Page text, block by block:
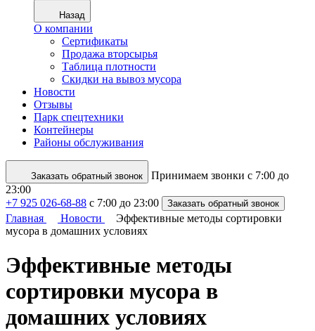
Назад
О компании
Сертификаты
Продажа вторсырья
Таблица плотности
Скидки на вывоз мусора
Новости
Отзывы
Парк спецтехники
Контейнеры
Районы обслуживания
Заказать обратный звонок
Принимаем звонки с 7:00 до
23:00
+7 925 026-68-88 с 7:00 до 23:00 Заказать обратный звонок
Главная Новости
Эффективные методы сортировки
мусора в домашних условиях
Эффективные методы
сортировки мусора в
домашних условиях